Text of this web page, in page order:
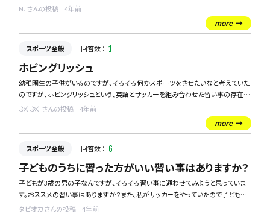
今では、長距離を走ったりしない限り、発作は出ないので、軽く運動したいなと思っ
ているのですが、ジムに通っても楽しいと思うことができず、すぐ辞めてしまいます。
か？（走る系以外でｗｗ）
N. さんの投稿
4年前
more
スポーツ全般 回答数 ： 1
ホビングリッシュ
幼稚園生の子供がいるのですが、そろそろ何かスポーツをさせたいなと考えていた
のですが、ホビングリッシュという、英語とサッカーを組み合わせた習い事の存在を
テレビで知り、とても画期的だなと思いました！
他のスポーツと英語を組み合わせたバージョンもあったりするのでしょうか？
知ってる方いらしたら教えてください！
ぷくぷく さんの投稿
4年前
more
スポーツ全般 回答数 ： 6
子どものうちに習った方がいい習い事はありますか？
子どもが3歳の男の子なんですが、そろそろ習い事に通わせてみようと思っていま
す。おススメの習い事はありますか？また、私がサッカーをやっていたので子どもに
も習わせたいと思うのですが、これは親のエゴでしょうか？色んな意見をお聞きし
タピオカ さんの投稿
4年前